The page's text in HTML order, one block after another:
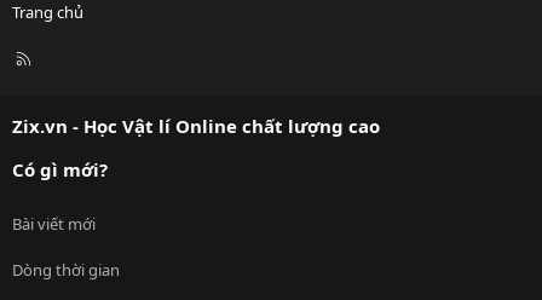
Trang chủ
R
Zix.vn - Học Vật lí Online chất lượng cao
Có gì mới?
Bài viết mới
Dòng thời gian